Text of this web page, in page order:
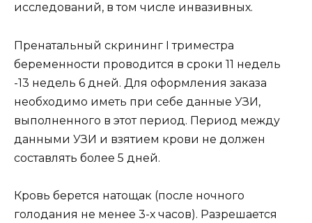
исследований, в том числе инвазивных.
Пренатальный скрининг I триместра
беременности проводится в сроки 11 недель
-13 недель 6 дней. Для оформления заказа
необходимо иметь при себе данные УЗИ,
выполненного в этот период. Период между
данными УЗИ и взятием крови не должен
составлять более 5 дней.
Кровь берется натощак (после ночного
голодания не менее 3-х часов). Разрешается